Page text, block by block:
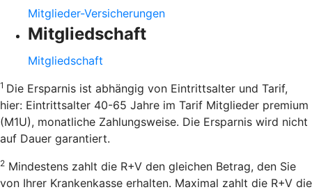
Mitglieder-Versicherungen
Mitgliedschaft
Mitgliedschaft
1 Die Ersparnis ist abhängig von Eintrittsalter und Tarif,
hier: Eintrittsalter 40-65 Jahre im Tarif Mitglieder premium
(M1U), monatliche Zahlungsweise. Die Ersparnis wird nicht
auf Dauer garantiert.
2 Mindestens zahlt die R+V den gleichen Betrag, den Sie
von Ihrer Krankenkasse erhalten. Maximal zahlt die R+V die